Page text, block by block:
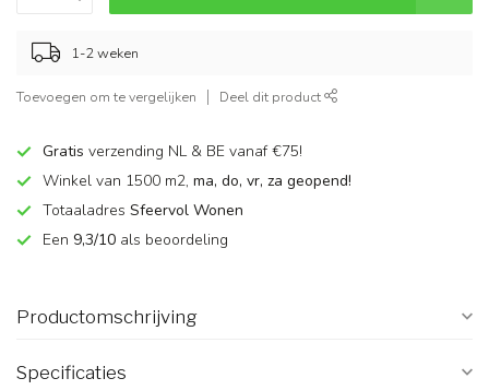
1-2 weken
Toevoegen om te vergelijken Deel dit product
Gratis verzending NL & BE vanaf €75!
Winkel van 1500 m2, ma, do, vr, za geopend!
Totaaladres Sfeervol Wonen
Een 9,3/10 als beoordeling
Productomschrijving
Specificaties